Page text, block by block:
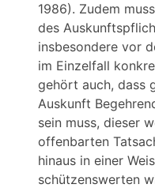
1986). Zudem
des
insbesondere vor
im Einzelfall
gehört auch, dass
Auskunft
sein muss, dieser
offenbarten
hinaus in einer
schützenswerten